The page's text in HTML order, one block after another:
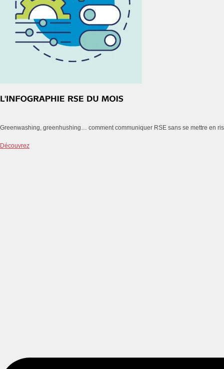
Greenwashing, greenhushing… comment communiquer RSE sans se mettre en
Découvrez